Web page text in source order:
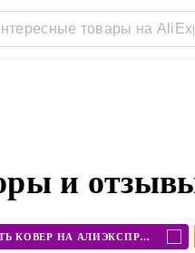
и
КУПИТЬ КОВЕР НА АЛИЭКСПРЕСС